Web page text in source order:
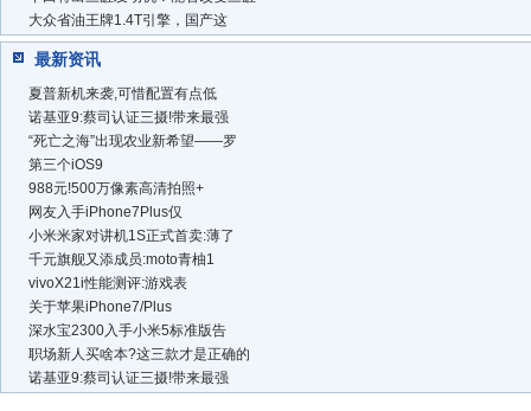
大众省油王牌1.4T引擎，国产这
最新资讯
夏普新机来袭,可惜配置有点低
诺基亚9:蔡司认证三摄!带来最强
“死亡之海”出现农业新希望——罗
第三个iOS9
988元!500万像素高清拍照+
网友入手iPhone7Plus仅
小米米家对讲机1S正式首卖:薄了
千元旗舰又添成员:moto青柚1
vivoX21i性能测评:游戏表
关于苹果iPhone7/Plus
深水宝2300入手小米5标准版告
职场新人买啥本?这三款才是正确的
诺基亚9:蔡司认证三摄!带来最强